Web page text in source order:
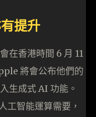
提升
在香港時間 6 月 11
將會公布他們的
生成式 AI 功能。
工智能運算需要，